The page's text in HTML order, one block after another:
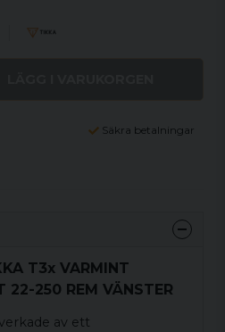
Säkra betalningar
T3x VARMINT
22-250 REM VÄNSTER
av ett